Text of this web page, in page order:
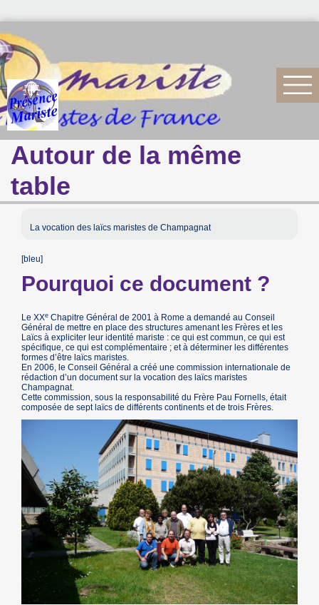
Autour de la même
table
La vocation des laïcs maristes de Champagnat
[bleu]
Pourquoi ce document ?
Le XXe Chapitre Général de 2001 à Rome a demandé au Conseil
Général de mettre en place des structures amenant les Frères et les
Laïcs à expliciter leur identité mariste : ce qui est commun, ce qui est
spécifique, ce qui est complémentaire ; et à déterminer les différentes
formes d’être laïcs maristes.
En 2006, le Conseil Général a créé une commission internationale de
rédaction d’un document sur la vocation des laïcs maristes
Champagnat.
Cette commission, sous la responsabilité du Frère Pau Fornells, était
composée de sept laïcs de différents continents et de trois Frères.